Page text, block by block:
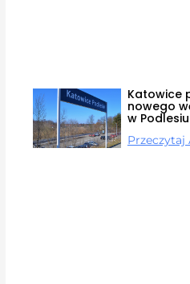
Katowice
nowego
w Podlesiu
Przeczytaj